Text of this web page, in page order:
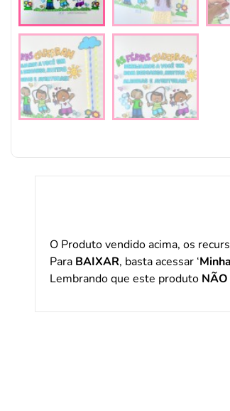
O Produto vendido acima, os
Para BAIXAR, basta acessar ‘
Lembrando que este produto